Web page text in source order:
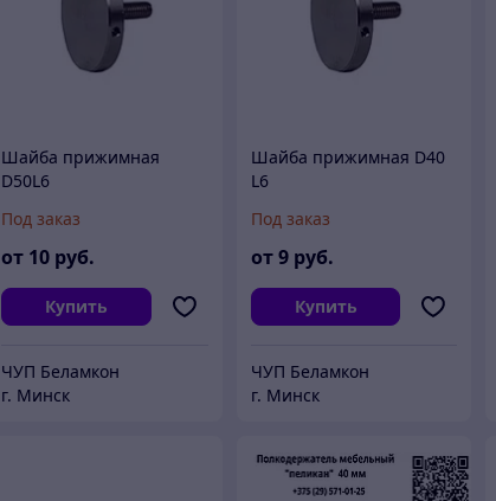
Шайба прижимная
D50L6
Под заказ
от 10 руб.
Купить
ЧУП Беламкон
г. Минск
Шайба прижимная D40
L6
Под заказ
от9 руб.
Купить
ЧУП Беламкон
г. Минск